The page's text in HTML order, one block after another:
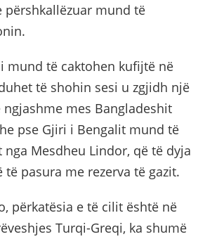
përshkallëzuar mund të
mund të caktohen kufijtë në
të shohin sesi u zgjidh një
mes Bangladeshit
pse Gjiri i Bengalit mund të
Mesdheu Lindor, që të dyja
pasura me rezerva të gazit.
përkatësia e të cilit është në
Turqi-Greqi, ka shumë